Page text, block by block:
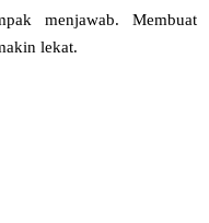
menjawab. Membuat
lekat.